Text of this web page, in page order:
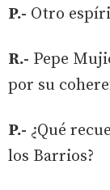
P.- Otro
R.- Pepe
por su
P.- ¿Qué
los Barrios?